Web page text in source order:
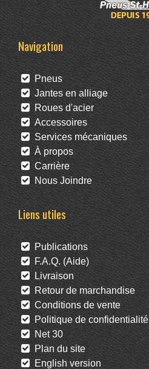
Navigation
Pneus
Jantes en alliage
Roues d'acier
Accessoires
Services mécaniques
À propos
Carrière
Nous Joindre
Liens utiles
Publications
F.A.Q. (Aide)
Livraison
Retour de marchandise
Conditions de vente
Politique de confidentialité
Net 30
Plan du site
English version